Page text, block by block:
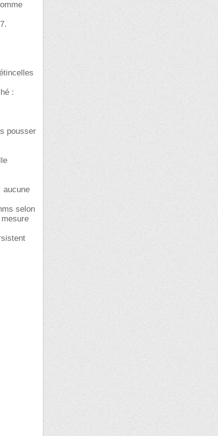
:
pousser
aucune
selon